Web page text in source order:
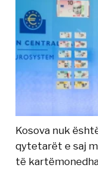
Kosova nuk
qytetarët e saj
të